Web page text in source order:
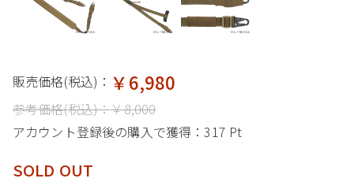
販売価格(税込)： ￥6,980
参考価格(税込)：￥8,000
アカウント登録後の購入で獲得：317 Pt
SOLD OUT